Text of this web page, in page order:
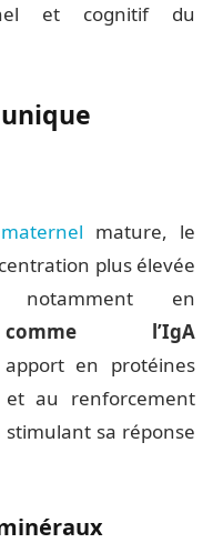
et cognitif du
mature, le
plus élevée
en
comme l’IgA
en protéines
au renforcement
sa réponse